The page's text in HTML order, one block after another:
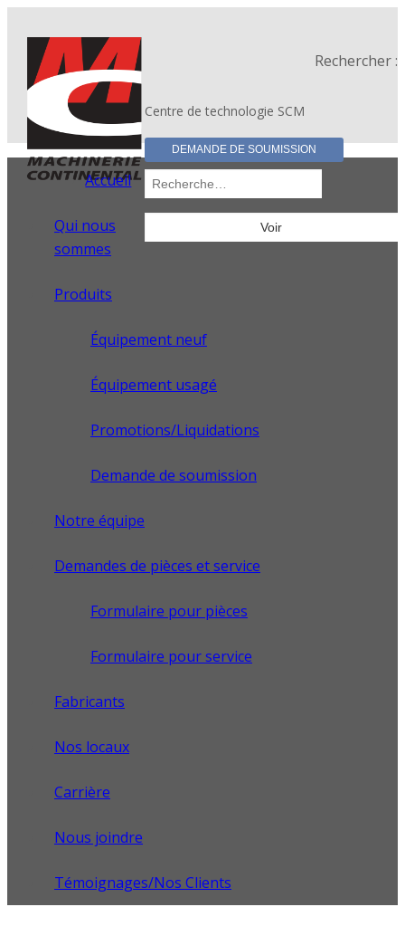
Centre de technologie SCM
DEMANDE DE SOUMISSION
Rechercher :
Accueil
Qui nous
sommes
Produits
Équipement neuf
Équipement usagé
Promotions/Liquidations
Demande de soumission
Notre équipe
Demandes de pièces et service
Formulaire pour pièces
Formulaire pour service
Fabricants
Nos locaux
Carrière
Nous joindre
Témoignages/Nos Clients